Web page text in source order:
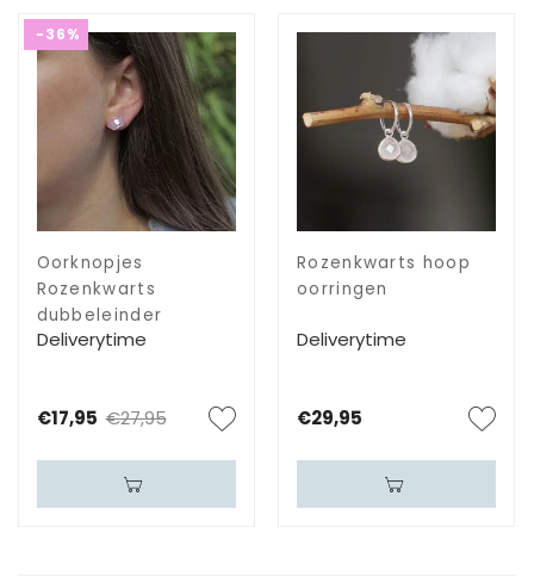
-36%
Oorknopjes
Rozenkwarts
dubbeleinder
Deliverytime
€17,95 €27,95
Rozenkwarts hoop
oorringen
Deliverytime
€29,95